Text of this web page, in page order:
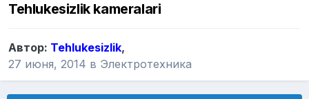
Tehlukesizlik kameralari
Автор: Tehlukesizlik,
27 июня, 2014 в Электротехника